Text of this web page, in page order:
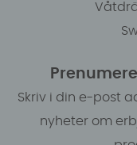
Skriv i din e-post
nyheter om